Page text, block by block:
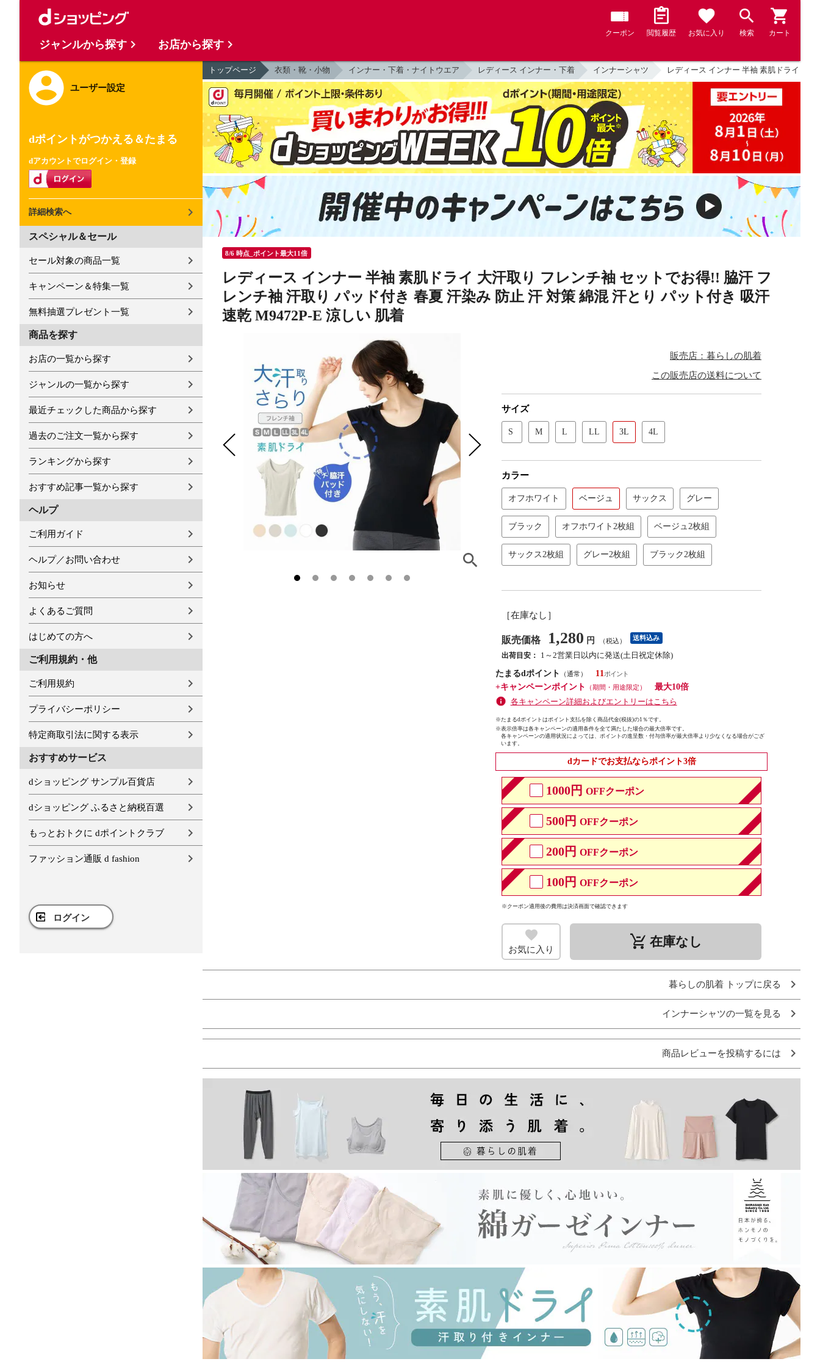
クーポン 閲覧履歴 お気に入り 検索 カート
ユーザー設定
dポイントがつかえる＆たまる
dアカウントでログイン・登録
詳細検索へ
スペシャル＆セール
セール対象の商品一覧
キャンペーン＆特集一覧
無料抽選プレゼント一覧
商品を探す
お店の一覧から探す
ジャンルの一覧から探す
最近チェックした商品から探す
過去のご注文一覧から探す
ランキングから探す
おすすめ記事一覧から探す
ヘルプ
ご利用ガイド
ヘルプ／お問い合わせ
お知らせ
よくあるご質問
はじめての方へ
ご利用規約・他
ご利用規約
プライバシーポリシー
特定商取引法に関する表示
おすすめサービス
dショッピング サンプル百貨店
dショッピング ふるさと納税百選
もっとおトクに dポイントクラブ
ファッション通販 d fashion
ログイン
トップページ 衣類・靴・小物 インナー・下着・ナイトウエア レディース インナー・下着 インナーシャツ レディース インナー 半袖 素肌ドライ 大
8/6 時点_ポイント最大11倍
レディース インナー 半袖 素肌ドライ 大汗取り フレンチ袖 セットでお得!! 脇汗 フ
レンチ袖 汗取り パッド付き 春夏 汗染み 防止 汗 対策 綿混 汗とり パット付き 吸汗
速乾 M9472P-E 涼しい 肌着
販売店：暮らしの肌着
この販売店の送料について
サイズ
S M L LL 3L 4L
カラー
オフホワイト ベージュ サックス グレー
ブラック オフホワイト2枚組 ベージュ2枚組
サックス2枚組 グレー2枚組 ブラック2枚組
［在庫なし］
販売価格 1,280 円 （税込） 送料込み
出荷目安：
1～2営業日以内に発送(土日祝定休除)
たまるdポイント
（通常）
11
+キャンペーンポイント
（期間・用途限定）
最大10倍
各キャンペーン詳細およびエントリーはこちら
※たまるdポイントはポイント支払を除く商品代金(税抜)の1％です。
※表示倍率は各キャンペーンの適用条件を全て満たした場合の最大倍率です。
各キャンペーンの適用状況によっては、ポイントの進呈数・付与倍率が最大倍率より少なくなる場合がござ
います。
dカードでお支払ならポイント3倍
1000円 OFFクーポン
500円 OFFクーポン
200円 OFFクーポン
100円 OFFクーポン
※クーポン適用後の費用は決済画面で確認できます
お気に入り remove_shopping_cart 在庫なし
暮らしの肌着 トップに戻る
インナーシャツの一覧を見る
商品レビューを投稿するには
ジャンルから探す お店から探す